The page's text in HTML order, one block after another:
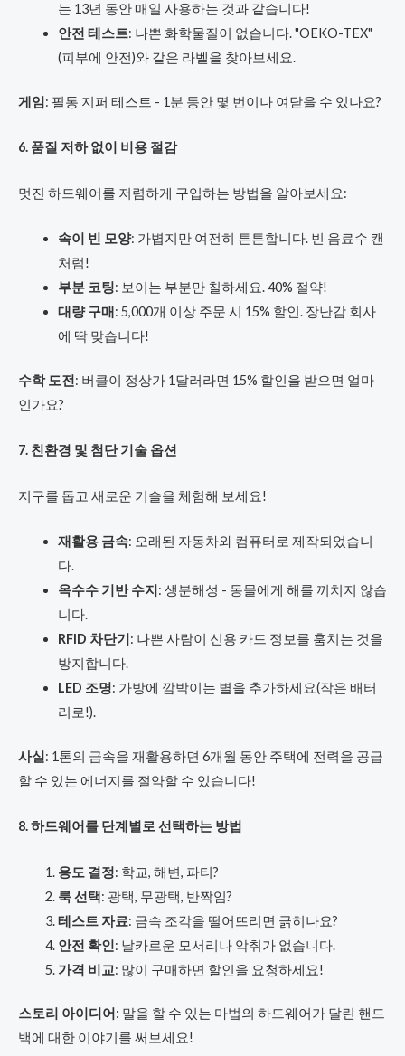
는 13년 동안 매일 사용하는 것과 같습니다!
안전 테스트: 나쁜 화학물질이 없습니다. "OEKO-TEX"
(피부에 안전)와 같은 라벨을 찾아보세요.
게임: 필통 지퍼 테스트 - 1분 동안 몇 번이나 여닫을 수 있나요?
6. 품질 저하 없이 비용 절감
멋진 하드웨어를 저렴하게 구입하는 방법을 알아보세요:
속이 빈 모양: 가볍지만 여전히 튼튼합니다. 빈 음료수 캔
처럼!
부분 코팅: 보이는 부분만 칠하세요. 40% 절약!
대량 구매: 5,000개 이상 주문 시 15% 할인. 장난감 회사
에 딱 맞습니다!
수학 도전: 버클이 정상가 1달러라면 15% 할인을 받으면 얼마
인가요?
7. 친환경 및 첨단 기술 옵션
지구를 돕고 새로운 기술을 체험해 보세요!
재활용 금속: 오래된 자동차와 컴퓨터로 제작되었습니
다.
옥수수 기반 수지: 생분해성 - 동물에게 해를 끼치지 않습
니다.
RFID 차단기: 나쁜 사람이 신용 카드 정보를 훔치는 것을
방지합니다.
LED 조명: 가방에 깜박이는 별을 추가하세요(작은 배터
리로!).
사실: 1톤의 금속을 재활용하면 6개월 동안 주택에 전력을 공급
할 수 있는 에너지를 절약할 수 있습니다!
8. 하드웨어를 단계별로 선택하는 방법
용도 결정: 학교, 해변, 파티?
룩 선택: 광택, 무광택, 반짝임?
테스트 자료: 금속 조각을 떨어뜨리면 긁히나요?
안전 확인: 날카로운 모서리나 악취가 없습니다.
가격 비교: 많이 구매하면 할인을 요청하세요!
스토리 아이디어 : 말을 할 수 있는 마법의 하드웨어가 달린 핸드
백에 대한 이야기를 써보세요!